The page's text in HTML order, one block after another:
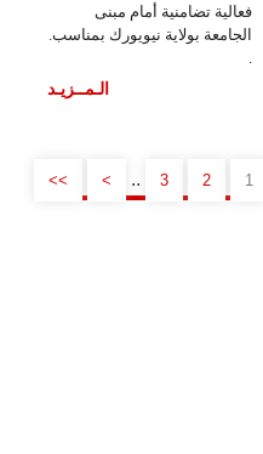
فعالية تضامنية أمام مبنى
الجامعة بولاية نيويورك بمناسب.
الـمــزيـد
1
2
3
..
>
>>